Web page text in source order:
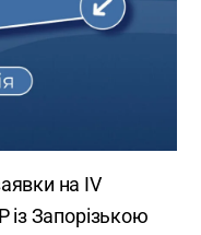
на IV
із Запорізькою